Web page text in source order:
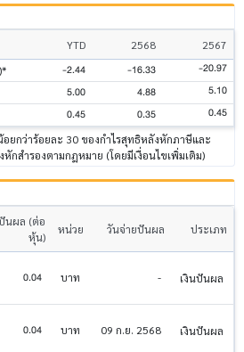
YTD 2568
2567
-2.44 -16.33 -20.97
5.00 4.88 5.10
0.45 0.35 0.45
อยกว่าร้อยละ 30 ของกำไรสุทธิหลังหักภาษีและ
หักสำรองตามกฎหมาย (โดยมีเงื่อนไขเพิ่มเติม)
นผล (ต่อ
หุ้น)
หน่วย วันจ่ายปันผล ประเภท
0.04 บาท - เงินปันผล
0.04 บาท 09 ก.ย. 2568 เงินปันผล